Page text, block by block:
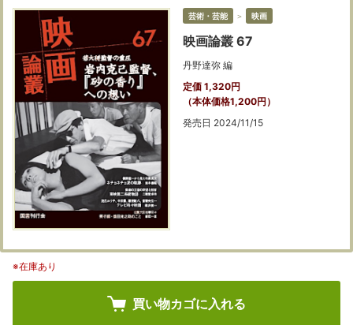
芸術・芸能 ＞ 映画
映画論叢 67
丹野達弥 編
定価 1,320円
（本体価格1,200円）
発売日 2024/11/15
※在庫あり
買い物カゴに入れる